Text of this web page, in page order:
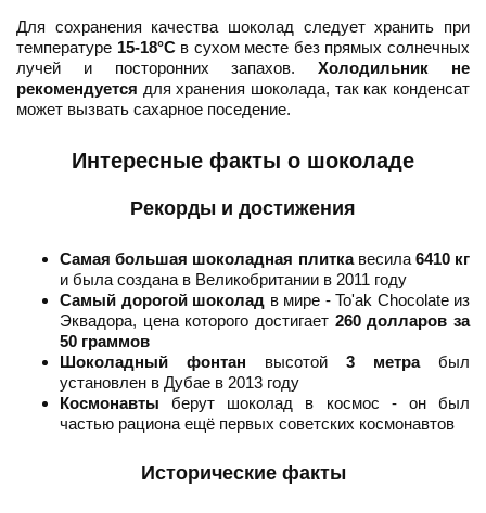
Для сохранения качества шоколад следует хранить при
температуре 15-18°Cв сухом месте без прямых солнечных
лучей и посторонних запахов.Холодильник не
рекомендуется для хранения шоколада, так как конденсат
может вызвать сахарное поседение.
Интересные факты о шоколаде
Рекорды и достижения
Самая большая шоколадная плиткавесила 6410 кг
и была создана в Великобритании в 2011 году
Самый дорогой шоколад в мире - To'ak Chocolate из
Эквадора, цена которого достигает 260 долларов за
50 граммов
Шоколадный фонтан высотой 3 метрабыл
установлен в Дубае в 2013 году
Космонавты берут шоколад в космос - он был
частью рациона ещё первых советских космонавтов
Исторические факты